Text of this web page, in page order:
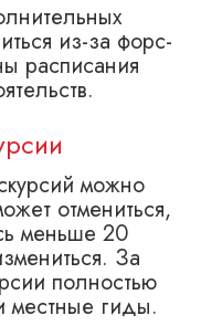
из-за форс-
расписания
можно
отмениться,
меньше 20
За
полностью
местные гиды.